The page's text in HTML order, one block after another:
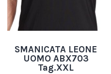
SMANICATA LEONE
UOMO ABX703
Tag.XXL